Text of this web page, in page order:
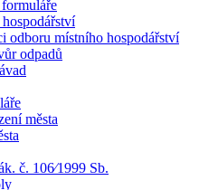
odboru místního hospodářství
odpadů
města
č. 106⁄1999 Sb.